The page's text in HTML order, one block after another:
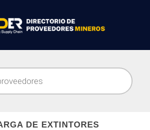
DE EXTINTORES